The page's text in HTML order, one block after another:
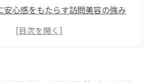
安心感をもたらす訪問美容の強み
訪問美容が選ばれる納得の理由
に訪問美容がもたらす豊かな変化